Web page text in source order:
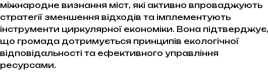
міжнародне визнання міст, які активно впроваджують
стратегії зменшення відходів та імплементують
інструменти циркулярної економіки. Вона підтверджує,
що громада дотримується принципів екологічної
відповідальності та ефективного управління
ресурсами.